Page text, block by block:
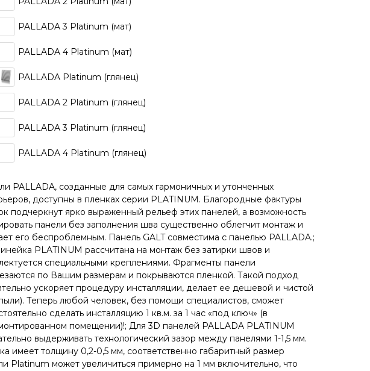
PALLADA 3 Platinum (мат)
PALLADA 4 Platinum (мат)
PALLADA Platinum (глянец)
PALLADA 2 Platinum (глянец)
PALLADA 3 Platinum (глянец)
PALLADA 4 Platinum (глянец)
PALLADA, созданные для самых гармоничных и утонченных
доступны в пленках серии PLATINUM. Благородные фактуры
подчеркнут ярко выраженный рельеф этих панелей, а возможность
панели без заполнения шва существенно облегчит монтаж и
его беспроблемным. Панель GALT совместима с панелью PALLADA.;
PLATINUM рассчитана на монтаж без затирки швов и
специальными креплениями. Фрагменты панели
по Вашим размерам и покрываются пленкой. Такой подход
ускоряет процедуру инсталляции, делает ее дешевой и чистой
Теперь любой человек, без помощи специалистов, сможет
сделать инсталляцию 1 кв.м. за 1 час «под ключ» (в
помещении)!; Для 3D панелей PALLADA PLATINUM
выдерживать технологический зазор между панелями 1-1,5 мм.
имеет толщину 0,2-0,5 мм, соответственно габаритный размер
Platinum может увеличиться примерно на 1 мм включительно, что